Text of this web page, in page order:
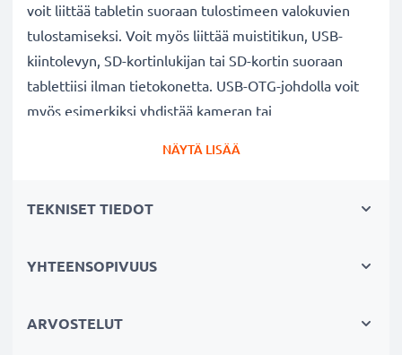
voit liittää tabletin suoraan tulostimeen valokuvien
tulostamiseksi. Voit myös liittää muistitikun, USB-
kiintolevyn, SD-kortinlukijan tai SD-kortin suoraan
tablettiisi ilman tietokonetta. USB-OTG-johdolla voit
myös esimerkiksi yhdistää kameran tai
näppäimistöllä?
vaikka näyttö olisi viallinen etkä voi enää käyttää
NÄYTÄ LISÄÄ
TEKNISET TIEDOT
YHTEENSOPIVUUS
ARVOSTELUT